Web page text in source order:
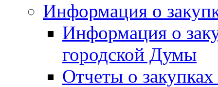
Информация о
Информация о
городской Думы
Отчеты о